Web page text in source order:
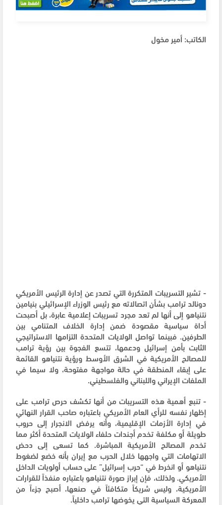
الكاتب: أمير مخول
- تشير التسريبات المتكررة التي تصدر عن إدارة الرئيس الأمريكي
دونالد ترامب بشأن اتصالاته مع رئيس الوزراء الإسرائيلي بنيامين
نتنياهو إلى أنها لم تعد مجرد تسريبات إعلامية عابرة، بل أصبحت
أداة سياسية مقصودة ضمن إدارة الخلاف المتنامي بين
الطرفين. فبينما تواصل الولايات المتحدة التزامها الاستراتيجي
الثابت بأمن إسرائيل ودعمها، تتسع الفجوة بين رؤية ترامب
للمصالح الأمريكية في الشرق الأوسط ورؤية نتنياهو القائمة
على إبقاء المنطقة في حالة مواجهة مفتوحة، ولا سيما في
الملفات الإيراني واللبناني والفلسطيني.
- تنبع أهمية هذه التسريبات من أنها تكشف حرص ترامب على
إظهار نفسه للرأي العام الأمريكي باعتباره صاحب القرار النهائي
في إدارة الأزمات الإقليمية، وأنه يرفض الانجرار إلى حروب
طويلة أو مكلفة تخدم أجندات حلفاء الولايات المتحدة أكثر مما
تخدم المصالح الأمريكية المباشرة. كما تسعى إلى دحض
الاتهامات التي واجهها خلال الحرب مع إيران بأنه خضع لضغوط
نتنياهو أو انخرط في “حرب إسرائيل” على حساب أولويات الداخل
الأمريكي. ولذلك، فإن إبراز صورة نتنياهو باعتباره منفذاً للقرارات
الأمريكية، وليس شريكاً متكافئاً في صنعها، أصبح جزءاً من
المعركة السياسية التي يخوضها ترامب داخلياً.